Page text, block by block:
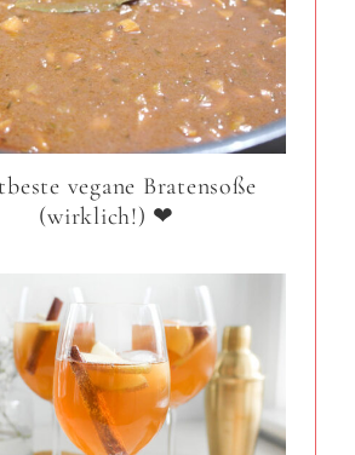
vegane Bratensoße
(wirklich!) ❤